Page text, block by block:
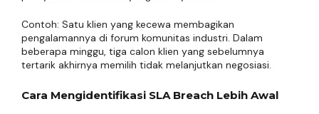
Contoh: Satu klien yang kecewa membagikan
pengalamannya di forum komunitas industri. Dalam
beberapa minggu, tiga calon klien yang sebelumnya
tertarik akhirnya memilih tidak melanjutkan negosiasi.
Cara Mengidentifikasi SLA Breach Lebih Awal